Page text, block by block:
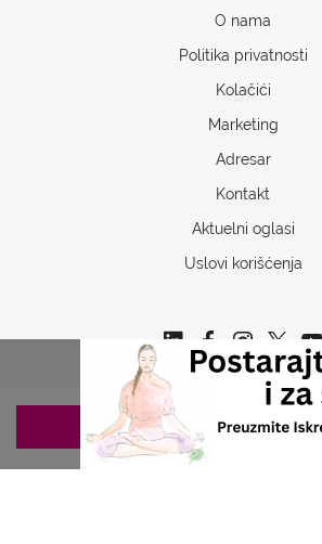
O nama
Politika privatnosti
Kolačići
Marketing
Adresar
Kontakt
Aktuelni oglasi
Uslovi korišćenja
Copyrights © 2026 Sva prava
ZAKAZIVANJE 063/